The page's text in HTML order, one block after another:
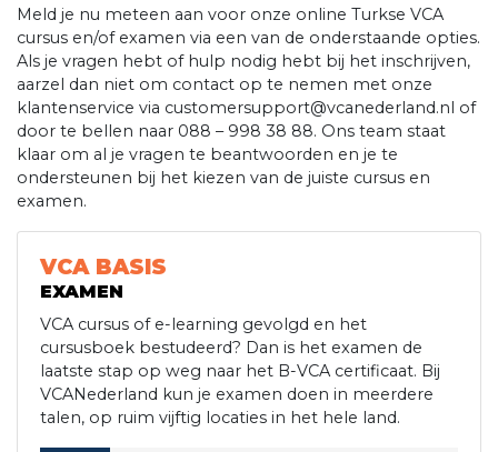
Meld je nu meteen aan voor onze online Turkse VCA
cursus en/of examen via een van de onderstaande opties.
Als je vragen hebt of hulp nodig hebt bij het inschrijven,
aarzel dan niet om contact op te nemen met onze
klantenservice via customersupport@vcanederland.nl of
door te bellen naar 088 – 998 38 88. Ons team staat
klaar om al je vragen te beantwoorden en je te
ondersteunen bij het kiezen van de juiste cursus en
examen.
VCA BASIS
EXAMEN
VCA cursus of e-learning gevolgd en het
cursusboek bestudeerd? Dan is het examen de
laatste stap op weg naar het B-VCA certificaat. Bij
VCANederland kun je examen doen in meerdere
talen, op ruim vijftig locaties in het hele land.